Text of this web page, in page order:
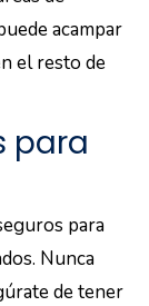
acampar
el resto de
para
para
Nunca
de tener